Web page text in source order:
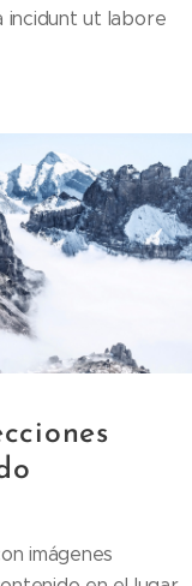
incidunt ut labore
imágenes